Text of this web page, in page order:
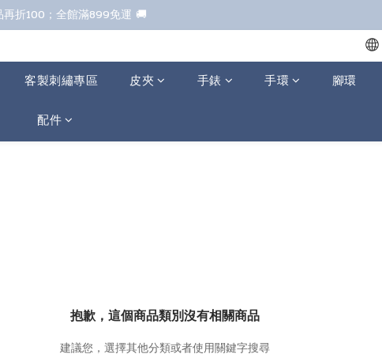
七夕甜甜送 全館88折
七夕甜甜送 全館88折
客製刺繡專區 皮夾 手錶 手環 腳環
配件
抱歉，這個商品類別沒有相關商品
建議您，選擇其他分類或者使用關鍵字搜尋